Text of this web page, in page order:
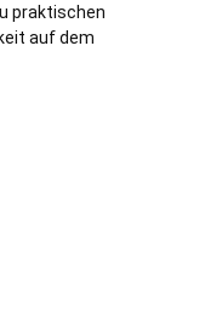
praktischen
auf dem